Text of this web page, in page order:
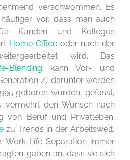
verschwommen. Es
vor, dass man auch
Kunden und Kollegen
Home Officeoder nach der
wird. Das
Blending kann Vor- und
Z, darunter werden
geboren wurden, gefasst,
vermehrt den Wunsch nach
von Beruf und Privatleben.
zu Trends in der Arbeitswelt,
Life-Separation immer
gaben an, dass sie sich